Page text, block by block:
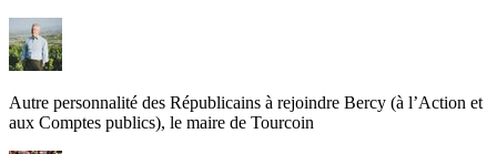
Autre personnalité des Républicains à rejoindre Bercy (à l’Action et
aux Comptes publics), le maire de Tourcoin